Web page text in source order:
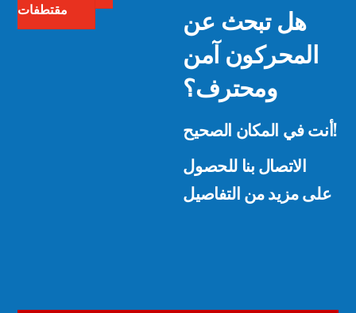
مقتطفات
هل تبحث عن
المحركون آمن
ومحترف؟
أنت في المكان الصحيح!
الاتصال بنا للحصول
على مزيد من التفاصيل